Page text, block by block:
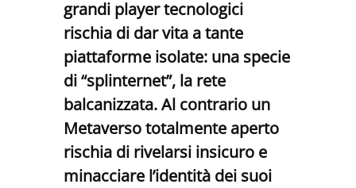
grandi player tecnologici
rischia di dar vita a tante
piattaforme isolate: una specie
di “splinternet”, la rete
balcanizzata. Al contrario un
Metaverso totalmente aperto
rischia di rivelarsi insicuro e
minacciare l’identità dei suoi